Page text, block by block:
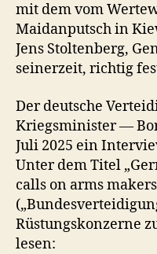
mit dem vom
Maidanputsch in
Jens Stoltenberg,
seinerzeit, richtig
Der deutsche
Kriegsminister —
Juli 2025 ein
Unter dem Titel
calls on arms
Rüstungskonzerne
lesen: